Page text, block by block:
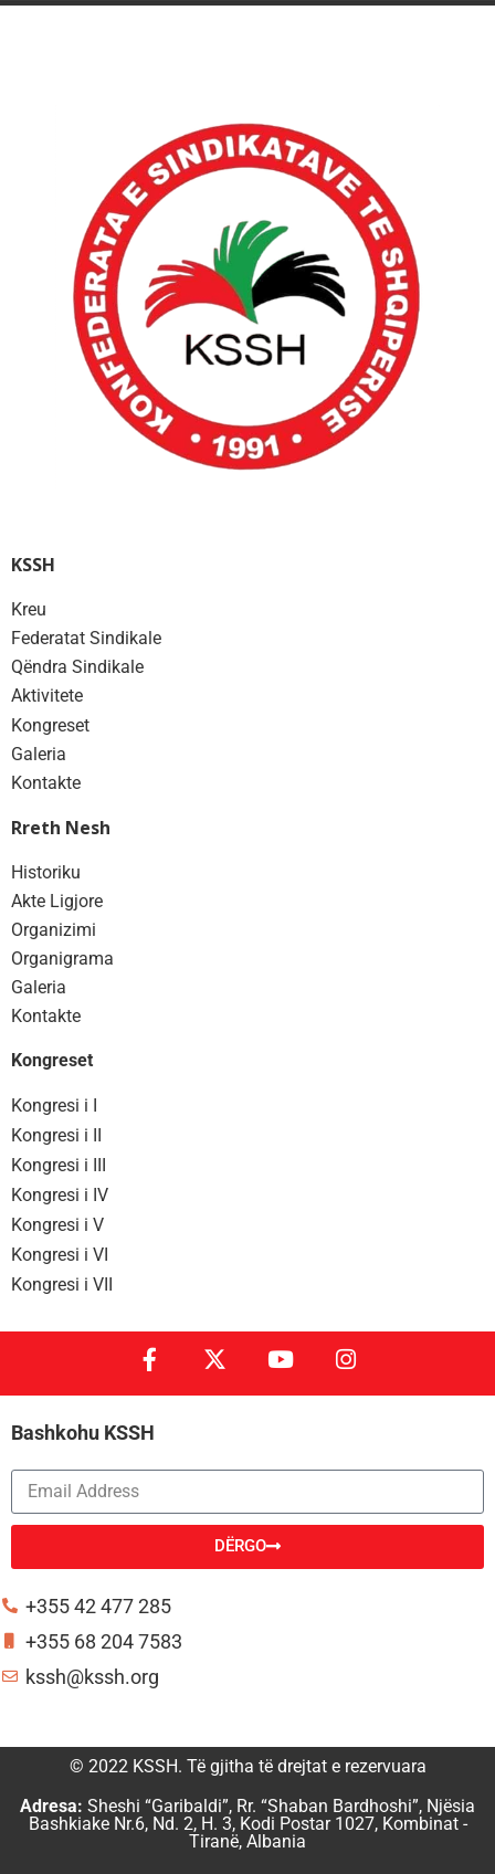
KSSH
Kreu
Federatat Sindikale
Qëndra Sindikale
Aktivitete
Kongreset
Galeria
Kontakte
Rreth Nesh
Historiku
Akte Ligjore
Organizimi
Organigrama
Galeria
Kontakte
Kongreset
Kongresi i I
Kongresi i II
Kongresi i III
Kongresi i IV
Kongresi i V
Kongresi i VI
Kongresi i VII
Bashkohu KSSH
DËRGO
+355 42 477 285
+355 68 204 7583
kssh@kssh.org
© 2022 KSSH. Të gjitha të drejtat e rezervuara
Adresa: Sheshi “Garibaldi”, Rr. “Shaban Bardhoshi”, Njësia
Bashkiake Nr.6, Nd. 2, H. 3, Kodi Postar 1027, Kombinat -
Tiranë, Albania